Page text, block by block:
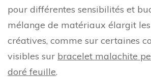
pour différentes sensibilités et
mélange de matériaux élargit
créatives, comme sur certaines
visibles sur bracelet malachite
doré feuille.